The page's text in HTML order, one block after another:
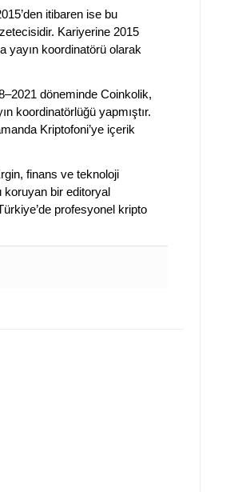
itibaren ise bu
Kariyerine 2015
yayın koordinatörü olarak
döneminde Coinkolik,
koordinatörlüğü yapmıştır.
Kriptofoni’ye içerik
finans ve teknoloji
koruyan bir editoryal
profesyonel kripto